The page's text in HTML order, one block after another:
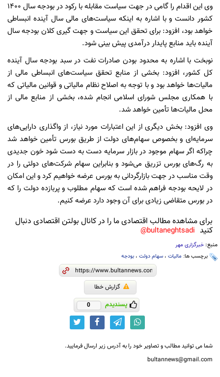
وی این اقدام را گامی در جهت سیاست مقابله با رکود در بودجه سال ۱۴۰۰
کشور دانست و با اشاره به اینکه سیاست‌های مالی سال آینده انبساطی
خواهد بود، افزود: برای تحقق این سیاست و جهت گیری کلان بودجه سال
آینده باید منابع پایدار درآمدی پیش بینی شود.
نوبخت با اشاره به محدود بودن صادرات نفت در سبد بودجه سال آینده
کل کشور، افزود: بخشی از منابع تحقق سیاست‌های انبساطی مالی از
مالیات‌ها خواهد بود و با توجه به اصلاح نظام مالیاتی و قوانین مالیاتی که
با همکاری مجلس شورای اسلامی انجام شده، بخشی از منابع مالی از
محل مالیات‌ها تأمین خواهد شد.
وی افزود: بخش دیگری از این اعتبارات مورد نیاز، از واگذاری دارایی‌های
سرمایه‌ای و بخصوص سهام‌های دولت از طریق بورس تأمین خواهد شد
چراکه اگر سهام موجود در بازار سرمایه دست به دست شود خون جدیدی
به رگ‌های بورس تزریق می‌شود و بنابراین سهام شرکت‌های دولتی را در
وقت مناسب در جهت بازارگردانی به بورس عرضه خواهیم کرد و این امکان
در لایحه بودجه فراهم شده است که سهام مطلوب و پربازده دولت را که
در بورس متقاضی زیادی برای آن وجود دارد عرضه کنیم.
برای مشاهده مطالب اقتصادی ما را در کانال بولتن اقتصادی دنبال
کنید bultaneghtsadi@
منبع: خبرگزاری مهر
برچسب ها: مالیات ، سهام دولت ، بودجه
گزارش خطا
پسندیدم 0
شما می توانید مطالب و تصاویر خود را به آدرس زیر ارسال فرمایید.
bultannews@gmail.com